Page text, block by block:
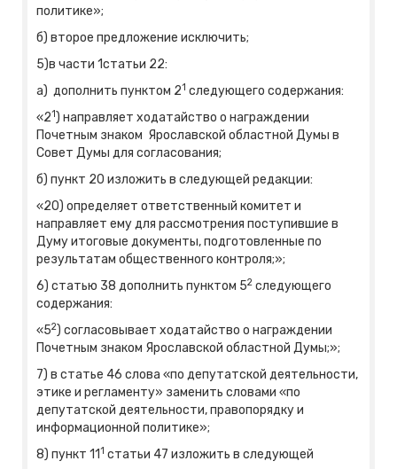
политике»;
б) второе предложение исключить;
5)в части 1статьи 22:
а) дополнить пунктом 21 следующего содержания:
«21) направляет ходатайство о награждении
Почетным знаком Ярославской областной Думы в
Совет Думы для согласования;
б) пункт 20 изложить в следующей редакции:
«20) определяет ответственный комитет и
направляет ему для рассмотрения поступившие в
Думу итоговые документы, подготовленные по
результатам общественного контроля;»;
6) статью 38 дополнить пунктом 52 следующего
содержания:
«52) согласовывает ходатайство о награждении
Почетным знаком Ярославской областной Думы;»;
7) в статье 46 слова «по депутатской деятельности,
этике и регламенту» заменить словами «по
депутатской деятельности, правопорядку и
информационной политике»;
8) пункт 111 статьи 47 изложить в следующей